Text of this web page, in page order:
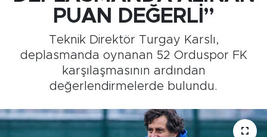
PUAN DEĞERLİ”
Teknik Direktör Turgay Karslı,
deplasmanda oynanan 52 Orduspor FK
karşılaşmasının ardından
değerlendirmelerde bulundu.
Medya
Sağlık
Siyaset
Teknoloji